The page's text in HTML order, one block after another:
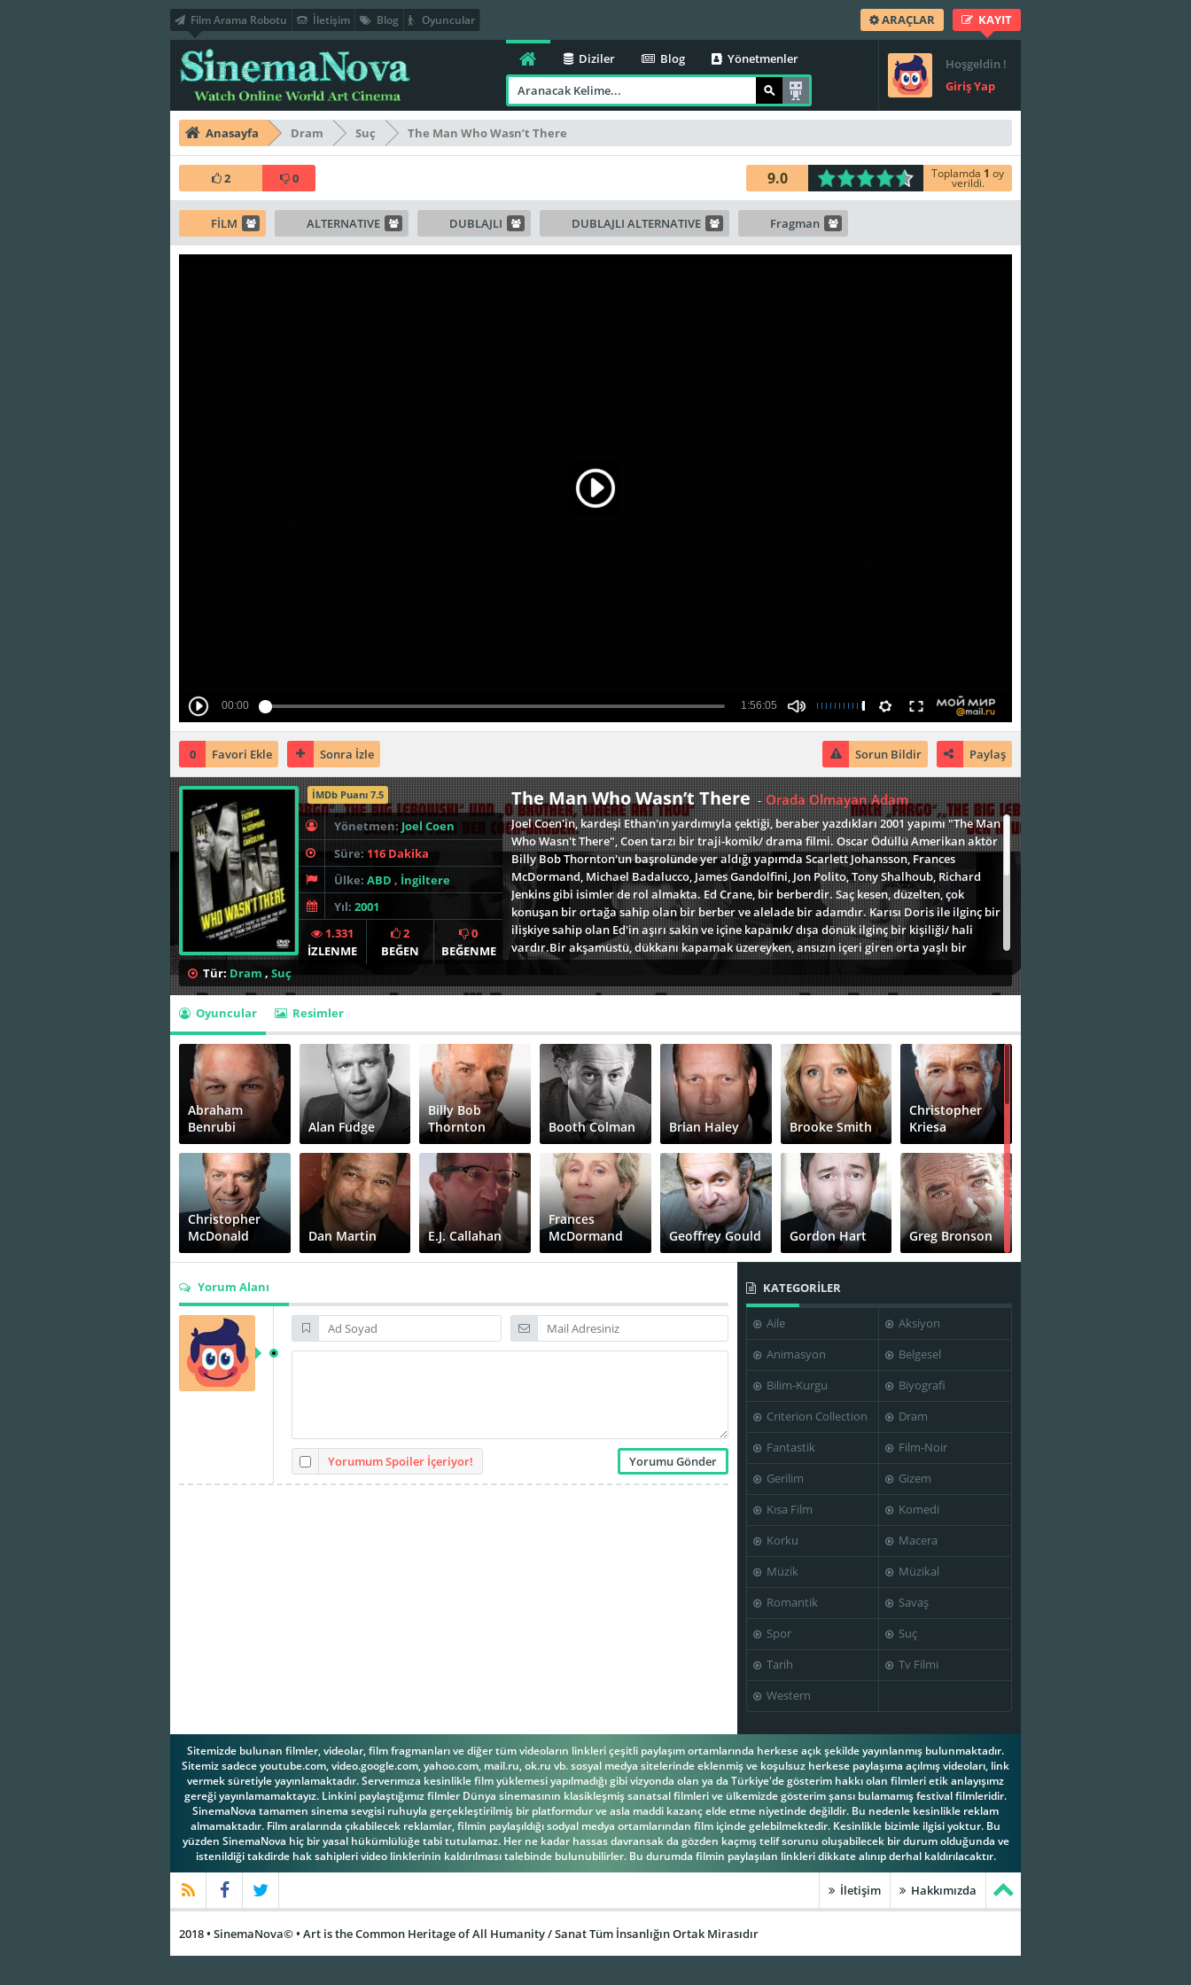
Film Arama Robotu İletişim Blog Oyuncular ARAÇLAR KAYIT
Hoşgeldin !
Giriş Yap
Diziler Blog Yönetmenler
Anasayfa Dram Suç The Man Who Wasn’t There
2 0 9.0 Toplamda 1 oy
verildi.
FİLM ALTERNATIVE DUBLAJLI DUBLAJLI ALTERNATIVE Fragman
0 Favori Ekle Sonra İzle Paylaş
Sorun Bildir
İMDb Puanı 7.5
Yönetmen: Joel Coen
Süre: 116 Dakika
Ülke: ABD , İngiltere
Yıl: 2001
1.331
İZLENME
2
BEĞEN
0
BEĞENME
The Man Who Wasn’t There - Orada Olmayan Adam
Joel Coen'in, kardeşi Ethan'ın yardımıyla çektiği, beraber yazdıkları 2001 yapımı "The Man
Who Wasn't There", Coen tarzı bir traji-komik/ drama filmi. Oscar Ödüllü Amerikan aktör
Billy Bob Thornton'un başrolünde yer aldığı yapımda Scarlett Johansson, Frances
McDormand, Michael Badalucco, James Gandolfini, Jon Polito, Tony Shalhoub, Richard
Jenkins gibi isimler de rol almakta. Ed Crane, bir berberdir. Saç kesen, düzelten, çok
konuşan bir ortağa sahip olan bir berber ve alelade bir adamdır. Karısı Doris ile ilginç bir
ilişkiye sahip olan Ed'in aşırı sakin ve içine kapanık/ dışa dönük ilginç bir kişiliği/ hali
vardır.Bir akşamüstü, dükkanı kapamak üzereyken, ansızın içeri giren orta yaşlı bir
adam, ısrarla saçlarını kestirmek ister ve bunun üzerine Ed, işe koyulur. Adamın peruğu
dışında pek saçı bulunmamaktadır ve zaten adı Creighton Tolliver olan bu adam, saçları
için gelmemiştir.Sermayesi olan bir ortağa ihtiyacı olan bu garip adam, Ed'e iş teklifinde
Ed Crane, her şeyi önceden ayarlamıştır; kendisini aldattığını bildiği karısı Doris'in yasak
ilişki yaşadığı sevgilisini, kimliği gizli bir şekilde tehdir eden Ed, ortaklık parasını bu
şekilde denkleştirmiştir. Paranın karşılığında sadece küçük bir kağıt alan Ed,
dolandırıldığını düşünse de, esasında pek de umrunda değildir.Öte yandan, karısının
sevgilisi (ki bu kişi Ed'in de arkadaşı olmaktadır), kendisini tehdit ederek para isteyen bu
adamı araştırmaya başlayınca, işler içinden çıkılmaz bir hal alacaktır.
Tür: Dram , Suç
Oyuncular Resimler
Abraham
Benrubi
Alan Fudge
Billy Bob
Thornton
Booth Colman Brian Haley Brooke Smith
Christopher
Kriesa
Christopher
McDonald
Dan Martin E.J. Callahan
Frances
McDormand
Geoffrey Gould Gordon Hart Greg Bronson
Gregg Binkley Jack McGee
Gandolfini
Jennifer Jason
Leigh
Joan Blair
Kenneth
Hughes
Leonard
Crofoot
Lilyan Chauvin Lloyd Gordon Max Thayer
Badalucco
Richard Jenkins Rick Scarry
Tony Shalhoub Joel Coen
Joel Coen Ethan Coen
Yorum Alanı
Yorumum Spoiler İçeriyor!
KATEGORİLER
Aile
Aksiyon
Animasyon
Belgesel
Bilim-Kurgu
Biyografi
Criterion Collection
Dram
Fantastik
Film-Noir
Gerilim
Gizem
Kısa Film
Komedi
Korku
Macera
Müzik
Müzikal
Romantik
Savaş
Spor
Suç
Tarih
Tv Filmi
Western
Sitemizde bulunan filmler, videolar, film fragmanları ve diğer tüm videoların linkleri çeşitli paylaşım ortamlarında herkese açık şekilde yayınlanmış bulunmaktadır.
Sitemiz sadece youtube.com, video.google.com, yahoo.com, mail.ru, ok.ru vb. sosyal medya sitelerinde eklenmiş ve koşulsuz herkese paylaşıma açılmış videoları, link
vermek süretiyle yayınlamaktadır. Serverımıza kesinlikle film yüklemesi yapılmadığı gibi vizyonda olan ya da Türkiye'de gösterim hakkı olan filmleri etik anlayışımz
gereği yayınlamamaktayız. Linkini paylaştığımız filmler Dünya sinemasının klasikleşmiş sanatsal filmleri ve ülkemizde gösterim şansı bulamamış festival filmleridir.
SinemaNova tamamen sinema sevgisi ruhuyla gerçekleştirilmiş bir platformdur ve asla maddi kazanç elde etme niyetinde değildir. Bu nedenle kesinlikle reklam
almamaktadır. Film aralarında çıkabilecek reklamlar, filmin paylaşıldığı sodyal medya ortamlarından film içinde gelebilmektedir. Kesinlikle bizimle ilgisi yoktur. Bu
yüzden SinemaNova hiç bir yasal hükümlülüğe tabi tutulamaz. Her ne kadar hassas davransak da gözden kaçmış telif sorunu oluşabilecek bir durum olduğunda ve
istenildiği takdirde hak sahipleri video linklerinin kaldırılması talebinde bulunubilirler. Bu durumda filmin paylaşılan linkleri dikkate alınıp derhal kaldırılacaktır.
İletişim Hakkımızda
2018 • SinemaNova© • Art is the Common Heritage of All Humanity / Sanat Tüm İnsanlığın Ortak Mirasıdır